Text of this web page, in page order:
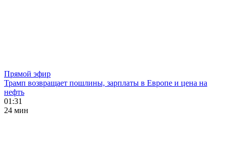
Прямой эфир
Трамп возвращает пошлины, зарплаты в Европе и цена на
нефть
01:31
24 мин